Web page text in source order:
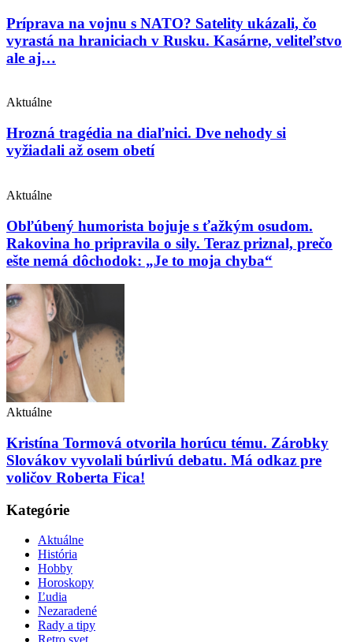
Príprava na vojnu s NATO? Satelity ukázali, čo
vyrastá na hraniciach v Rusku. Kasárne, veliteľstvo
ale aj…
Aktuálne
Hrozná tragédia na diaľnici. Dve nehody si
vyžiadali až osem obetí
Aktuálne
Obľúbený humorista bojuje s ťažkým osudom.
Rakovina ho pripravila o sily. Teraz priznal, prečo
ešte nemá dôchodok: „Je to moja chyba“
Aktuálne
Kristína Tormová otvorila horúcu tému. Zárobky
Slovákov vyvolali búrlivú debatu. Má odkaz pre
voličov Roberta Fica!
Kategórie
Aktuálne
História
Hobby
Horoskopy
Ľudia
Nezaradené
Rady a tipy